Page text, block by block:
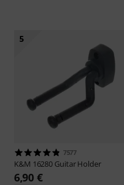
5
7577
K&M 16280 Guitar Holder
6,90 €